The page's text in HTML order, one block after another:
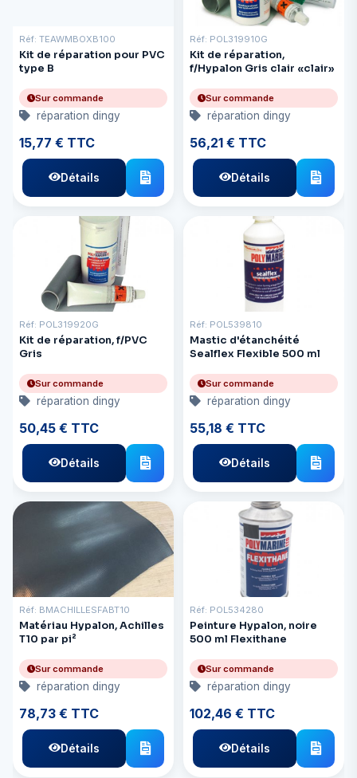
Réf: TEAWMBOXB100
Kit de réparation pour PVC
type B
Sur commande
réparation dingy
15,77 € TTC
Détails
Réf: POL319910G
Kit de réparation,
f/Hypalon Gris clair «clair»
Sur commande
réparation dingy
56,21 € TTC
Détails
Réf: POL319920G
Kit de réparation, f/PVC
Gris
Sur commande
réparation dingy
50,45 € TTC
Détails
Réf: POL539810
Mastic d'étanchéité
Sealflex Flexible 500 ml
Sur commande
réparation dingy
55,18 € TTC
Détails
Réf: BMACHILLESFABT10
Matériau Hypalon, Achilles
T10 par pi²
Sur commande
réparation dingy
78,73 € TTC
Détails
Réf: POL534280
Peinture Hypalon, noire
500 ml Flexithane
Sur commande
réparation dingy
102,46 € TTC
Détails